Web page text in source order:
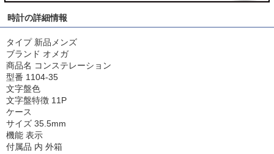
時計の詳細情報
タイプ 新品メンズ
ブランド オメガ
商品名 コンステレーション
型番 1104-35
文字盤色
文字盤特徴 11P
ケース
サイズ 35.5mm
機能 表示
付属品 内 外箱